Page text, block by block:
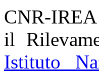
CNR-IREA
il
Istituto